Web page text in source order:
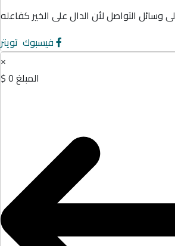
وسائل التواصل لأن الدال على الخير كفاعله
فيسبوك تويتر
×
المبلغ0 $